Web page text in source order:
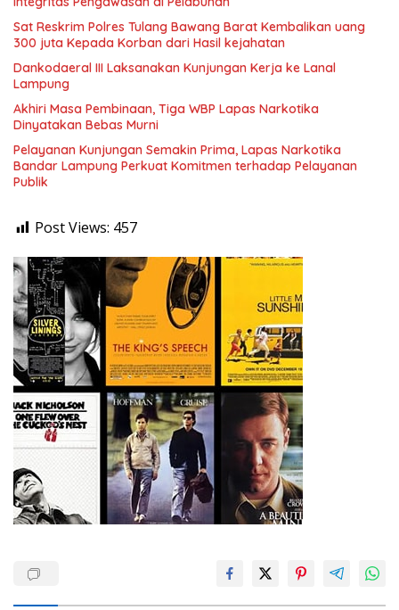
Sat Reskrim Polres Tulang Bawang Barat Kembalikan uang
300 juta Kepada Korban dari Hasil kejahatan
Dankodaeral III Laksanakan Kunjungan Kerja ke Lanal
Lampung
Akhiri Masa Pembinaan, Tiga WBP Lapas Narkotika
Dinyatakan Bebas Murni
Pelayanan Kunjungan Semakin Prima, Lapas Narkotika
Bandar Lampung Perkuat Komitmen terhadap Pelayanan
Publik
Post Views: 457